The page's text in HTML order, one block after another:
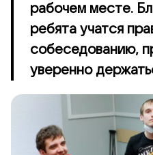
рабочем месте.
ребята учатся
собеседованию,
уверенно